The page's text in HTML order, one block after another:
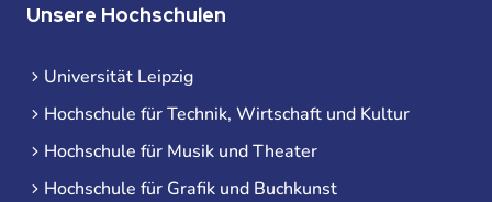
Unsere Hochschulen
Universität Leipzig
Hochschule für Technik, Wirtschaft und Kultur
Hochschule für Musik und Theater
Hochschule für Grafik und Buchkunst